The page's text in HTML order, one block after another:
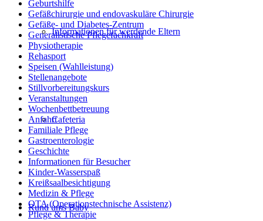
Informationen für werdende Eltern
Cafeteria
Rund ums Baby
Geburtshilfe
Gefäßchirurgie und endovaskuläre Chirurgie
Gefäße- und Diabetes-Zentrum
Generalistische Pflegefachkraft
Physiotherapie
Rehasport
Speisen (Wahlleistung)
Stellenangebote
Stillvorbereitungskurs
Veranstaltungen
Wochenbettbetreuung
Anfahrt
Familiale Pflege
Gastroenterologie
Geschichte
Informationen für Besucher
Kinder-Wasserspaß
Kreißsaalbesichtigung
Medizin & Pflege
OTA (Operationstechnische Assistenz)
Pflege & Therapie